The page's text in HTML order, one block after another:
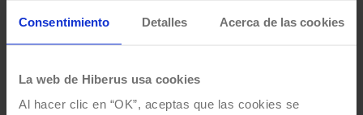
Consentimiento Detalles Acerca de las cookies
La web de Hiberus usa cookies
Al hacer clic en “OK”, aceptas que las cookies se
Capa de seguridad avanzada:
ncorpora
seguridad en tiempo real.